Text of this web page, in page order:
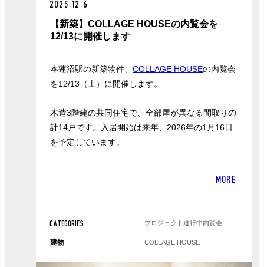
2025.12.6
【新築】COLLAGE HOUSEの内覧会を
12/13に開催します
本蓮沼駅の新築物件、COLLAGE HOUSEの内覧会
を12/13（土）に開催します。
木造3階建の共同住宅で、全部屋が異なる間取りの
計14戸です。入居開始は来年、2026年の1月16日
を予定しています。
MORE
CATEGORIES プロジェクト進行中内覧会
建物 COLLAGE HOUSE